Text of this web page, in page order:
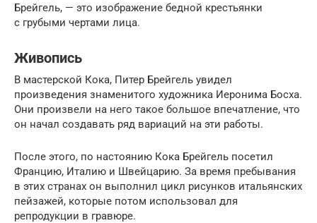
Брейгель, — это изображение бедной крестьянки
с грубыми чертами лица.
Живопись
В мастерской Кока, Питер Брейгель увидел
произведения знаменитого художника Иеронима Босха.
Они произвели на него такое большое впечатление, что
он начал создавать ряд вариаций на эти работы.
После этого, по настоянию Кока Брейгель посетил
Францию, Италию и Швейцарию. За время пребывания
в этих странах он выполнил цикл рисунков итальянских
пейзажей, которые потом использовал для
репродукции в гравюре.